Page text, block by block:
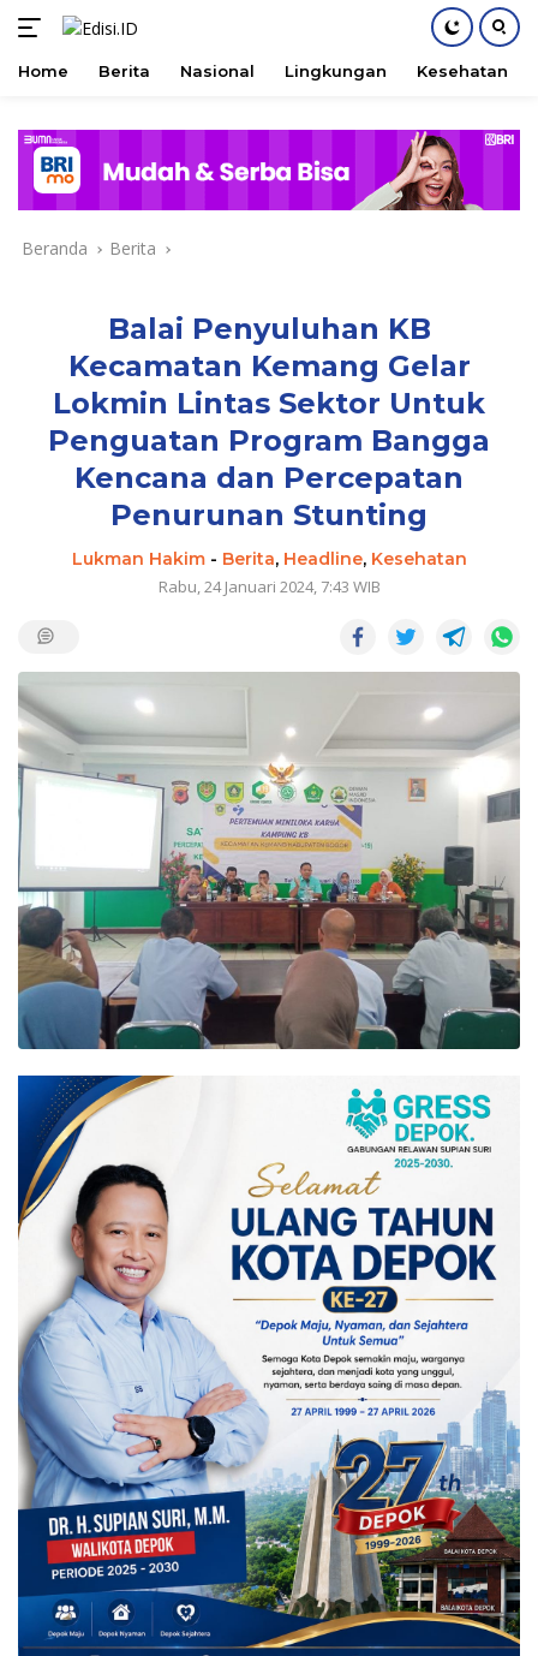
konten
Home Berita Nasional Lingkungan Kesehatan
Beranda Berita
Balai Penyuluhan KB
Kecamatan Kemang Gelar
Lokmin Lintas Sektor Untuk
Penguatan Program Bangga
Kencana dan Percepatan
Penurunan Stunting
Lukman Hakim- Berita, Headline, Kesehatan
Rabu, 24 Januari 2024, 7:43 WIB